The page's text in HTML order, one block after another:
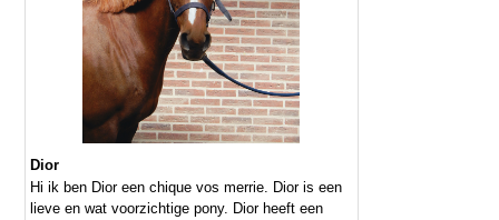
Dior
Hi ik ben Dior een chique vos merrie. Dior is een
lieve en wat voorzichtige pony. Dior heeft een